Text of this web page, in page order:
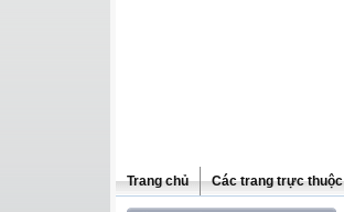
Trang chủ Các trang trực thuộc